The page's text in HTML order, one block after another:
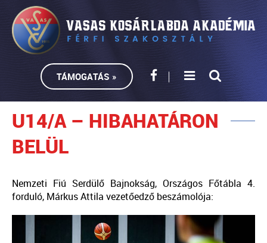
TÁMOGATÁS »
U14/A – HIBAHATÁRON
BELÜL
Nemzeti Fiú Serdülő Bajnokság, Országos Főtábla 4.
forduló, Márkus Attila vezetőedző beszámolója: